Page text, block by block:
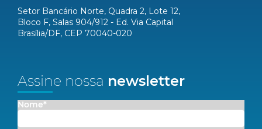
Setor Bancário Norte, Quadra 2, Lote 12,
Bloco F, Salas 904/912 - Ed. Via Capital
Brasília/DF, CEP 70040-020
Assine nossa newsletter
Nome*